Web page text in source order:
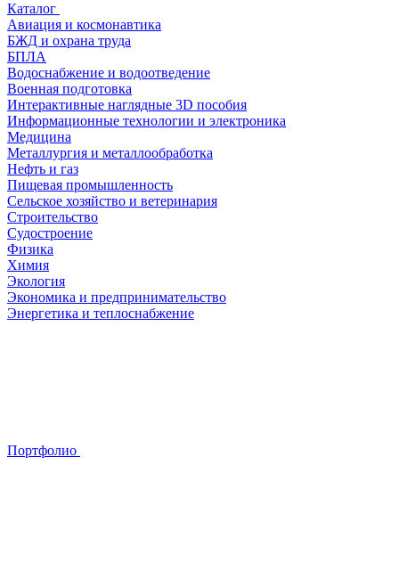
Каталог
Авиация и космонавтика
БЖД и охрана труда
БПЛА
Водоснабжение и водоотведение
Военная подготовка
Интерактивные наглядные 3D пособия
Информационные технологии и электроника
Медицина
Металлургия и металлообработка
Нефть и газ
Пищевая промышленность
Сельское хозяйство и ветеринария
Строительство
Судостроение
Физика
Химия
Экология
Экономика и предпринимательство
Энергетика и теплоснабжение
Портфолио